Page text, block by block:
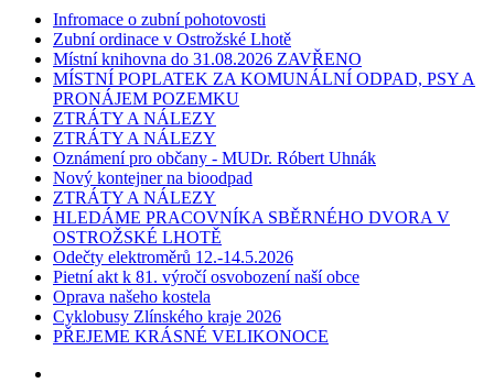
Infromace o zubní pohotovosti
Zubní ordinace v Ostrožské Lhotě
Místní knihovna do 31.08.2026 ZAVŘENO
MÍSTNÍ POPLATEK ZA KOMUNÁLNÍ ODPAD, PSY A
PRONÁJEM POZEMKU
ZTRÁTY A NÁLEZY
ZTRÁTY A NÁLEZY
Oznámení pro občany - MUDr. Róbert Uhnák
Nový kontejner na bioodpad
ZTRÁTY A NÁLEZY
HLEDÁME PRACOVNÍKA SBĚRNÉHO DVORA V
OSTROŽSKÉ LHOTĚ
Odečty elektroměrů 12.-14.5.2026
Pietní akt k 81. výročí osvobození naší obce
Oprava našeho kostela
Cyklobusy Zlínského kraje 2026
PŘEJEME KRÁSNÉ VELIKONOCE